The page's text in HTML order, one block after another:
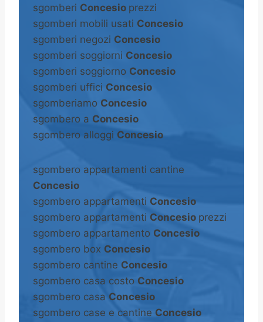
sgomberi Concesio prezzi
sgomberi mobili usati Concesio
sgomberi negozi Concesio
sgomberi soggiorni Concesio
sgomberi soggiorno Concesio
sgomberi uffici Concesio
sgomberiamo Concesio
sgombero a Concesio
sgombero alloggi Concesio
sgombero appartamenti cantine
Concesio
sgombero appartamenti Concesio
sgombero appartamenti Concesio prezzi
sgombero appartamento Concesio
sgombero box Concesio
sgombero cantine Concesio
sgombero casa costo Concesio
sgombero casa Concesio
sgombero case e cantine Concesio